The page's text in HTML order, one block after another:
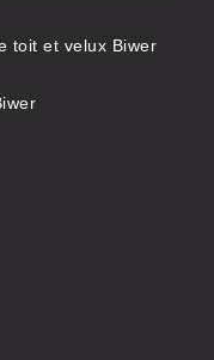
toit et velux Biwer